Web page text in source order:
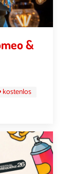
&
kostenlos